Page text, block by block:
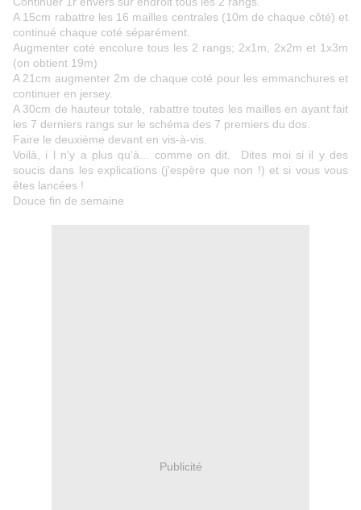
A 15cm rabattre les 16 mailles centrales (10m de chaque côté) et
continué chaque coté séparément.
Augmenter coté encolure tous les 2 rangs; 2x1m, 2x2m et 1x3m
(on obtient 19m)
A 21cm augmenter 2m de chaque coté pour les emmanchures et
continuer en jersey.
A 30cm de hauteur totale, rabattre toutes les mailles en ayant fait
les 7 derniers rangs sur le schéma des 7 premiers du dos.
Faire le deuxième devant en vis-à-vis.
Voilà, i l n'y a plus qu'à... comme on dit. Dites moi si il y des
soucis dans les explications (j'espère que non !) et si vous vous
êtes lancées !
Douce fin de semaine
Publicité